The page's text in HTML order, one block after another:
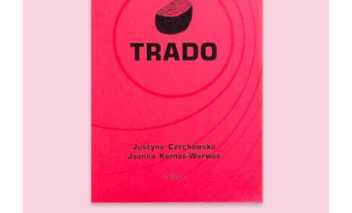
DODAJ DO KOSZYKA / SZCZEGÓŁY